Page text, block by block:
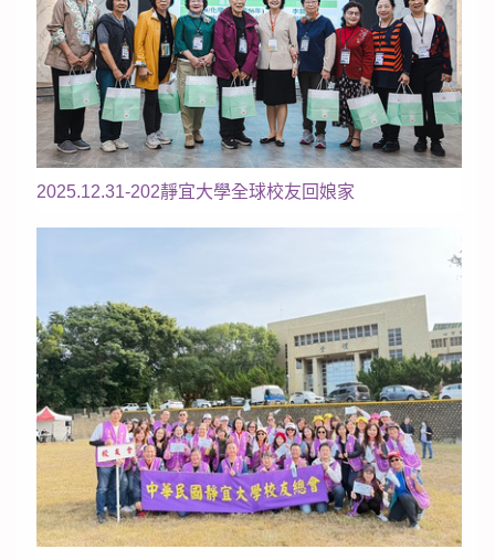
2025.12.31-202靜宜大學全球校友回娘家